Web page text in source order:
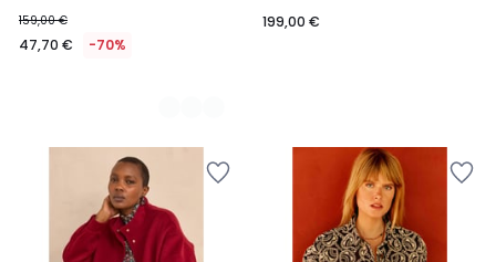
159,00 €
47,70 € -70%
199,00 €